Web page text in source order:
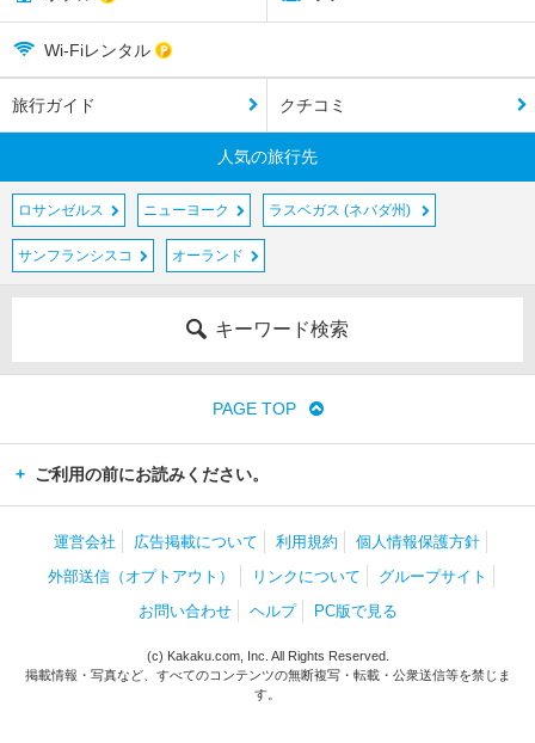
Wi-Fiレンタル
旅行ガイド クチコミ
人気の旅行先
ロサンゼルス ニューヨーク ラスベガス (ネバダ州)
サンフランシスコ オーランド
キーワード検索
PAGE TOP
ご利用の前にお読みください。
運営会社 広告掲載について 利用規約
個人情報保護方針
外部送信（オプトアウト）
リンクについて
グループサイト
お問い合わせ
ヘルプ PC版で見る
(c) Kakaku.com, Inc. All Rights Reserved.
掲載情報・写真など、すべてのコンテンツの無断複写・転載・公衆送信等を禁じま
す。